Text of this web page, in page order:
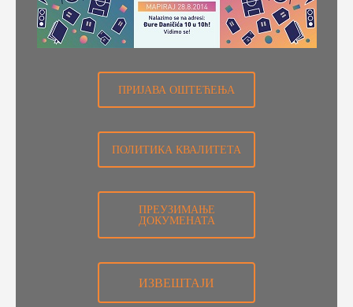
ПРИЈАВА ОШТЕЋЕЊА
ПОЛИТИКА КВАЛИТЕТА
ПРЕУЗИМАЊЕ
ДОКУМЕНАТА
ИЗВЕШТАЈИ